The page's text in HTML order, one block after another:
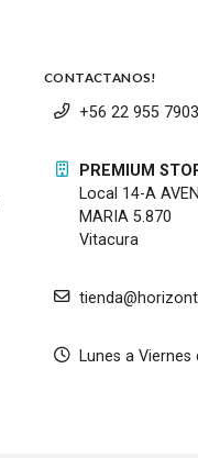
CONTACTANOS!
+56 22 955 7903
PREMIUM
Local 14-A
MARIA 5.870
Vitacura
Lunes a